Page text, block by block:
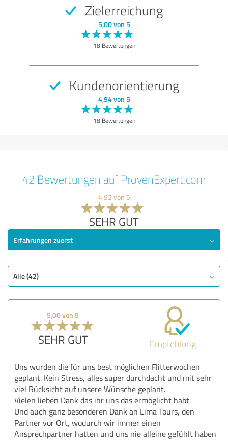
Zielerreichung
5,00 von 5
18 Bewertungen
Kundenorientierung
4,94 von 5
18 Bewertungen
42 Bewertungen auf ProvenExpert.com
4,92 von 5
SEHR GUT
Erfahrungen zuerst
Alle (42)
5,00 von 5
SEHR GUT Empfehlung
Uns wurden die für uns best möglichen Flitterwochen
geplant. Kein Stress, alles super durchdacht und mit sehr
viel Rücksicht auf unsere Wünsche geplant.
Vielen lieben Dank das ihr uns das ermöglicht habt
Und auch ganz besonderen Dank an Lima Tours, den
Partner vor Ort, wodurch wir immer einen
Ansprechpartner hatten und uns nie alleine gefühlt haben